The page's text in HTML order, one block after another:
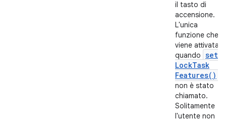
il tasto di
accensione.
L'unica
funzione che
viene attivata
quando set
LockTask
Features( )
non è stato
chiamato.
Solitamente
l'utente non